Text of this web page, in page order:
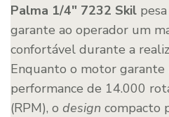
Palma 1/4″ 7232 Skil
garante ao operador um
confortável durante a
Enquanto o motor garante
performance de 14.000
(RPM), o design compacto